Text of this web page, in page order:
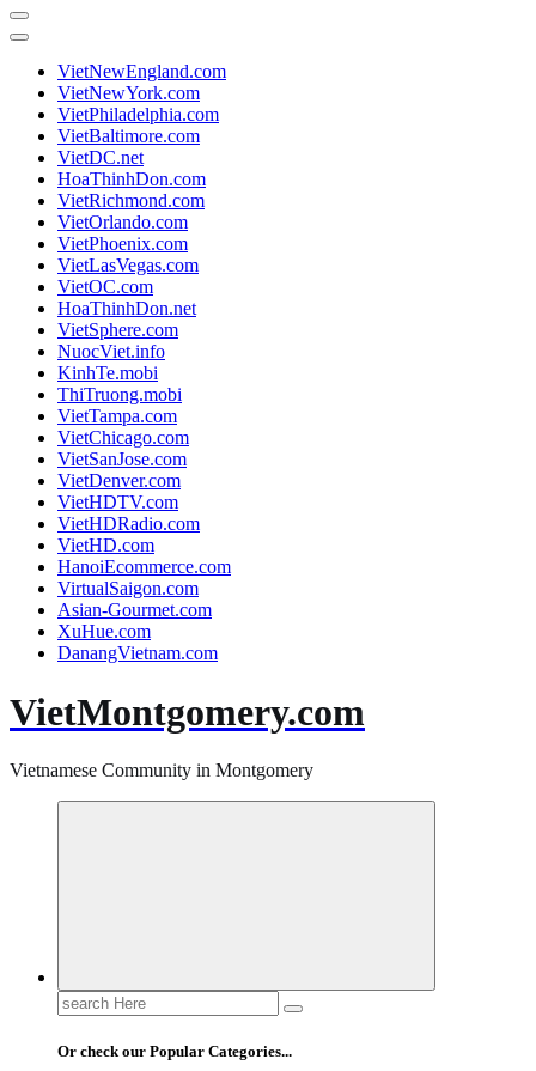
VietNewEngland.com
VietNewYork.com
VietPhiladelphia.com
VietBaltimore.com
VietDC.net
HoaThinhDon.com
VietRichmond.com
VietOrlando.com
VietPhoenix.com
VietLasVegas.com
VietOC.com
HoaThinhDon.net
VietSphere.com
NuocViet.info
KinhTe.mobi
ThiTruong.mobi
VietTampa.com
VietChicago.com
VietSanJose.com
VietDenver.com
VietHDTV.com
VietHDRadio.com
VietHD.com
HanoiEcommerce.com
VirtualSaigon.com
Asian-Gourmet.com
XuHue.com
DanangVietnam.com
VietMontgomery.com
Vietnamese Community in Montgomery
Search
for:
Or check our Popular Categories...